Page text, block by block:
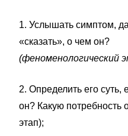
1. Услышать симптом,
«сказать», о чем он?
(феноменологический
2. Определить его суть,
он? Какую потребность
этап);